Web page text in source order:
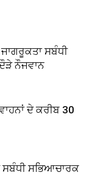
ਸਬੰਧੀ
ਨੌਜਵਾਨ
ਦੇ ਕਰੀਬ 30
ਸਬੰਧੀ ਸਭਿਆਚਾਰਕ